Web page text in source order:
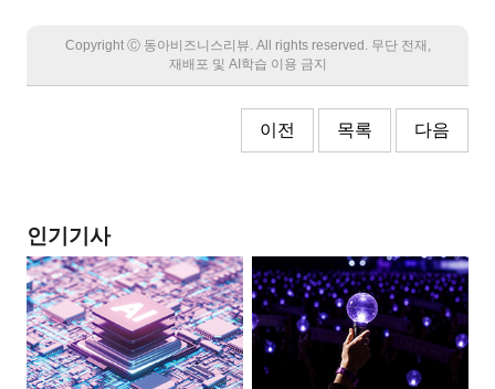
Copyright Ⓒ 동아비즈니스리뷰. All rights reserved. 무단 전재,
재배포 및 AI학습 이용 금지
이전 목록 다음
인기기사